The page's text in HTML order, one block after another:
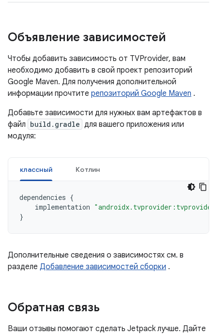
Объявление зависимостей
Чтобы добавить зависимость от TVProvider, вам
необходимо добавить в свой проект репозиторий
Google Maven. Для получения дополнительной
информации прочтите репозиторий Google Maven .
Добавьте зависимости для нужных вам артефактов в
файл build.gradle для вашего приложения или
модуля:
классный Котлин
dependencies {
implementation
}
Дополнительные сведения о зависимостях см. в
разделе Добавление зависимостей сборки .
Обратная связь
Ваши отзывы помогают сделать Jetpack лучше. Дайте